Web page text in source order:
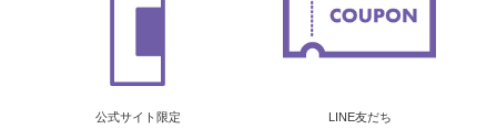
公式サイト限定
LINE友だち